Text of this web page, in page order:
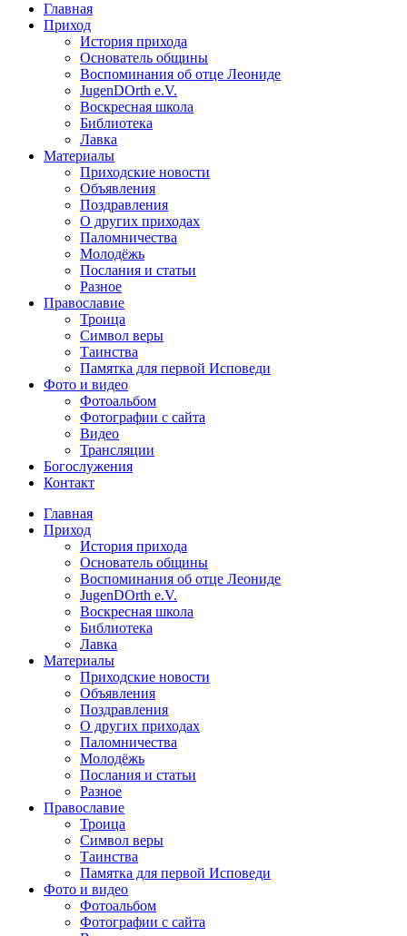
Главная
Приход
История прихода
Основатель общины
Воспоминания об отце Леониде
JugenDOrth e.V.
Воскресная школа
Библиотека
Лавка
Материалы
Приходские новости
Объявления
Поздравления
О других приходах
Паломничества
Молодёжь
Послания и статьи
Разное
Православие
Троица
Символ веры
Таинства
Памятка для первой Исповеди
Фото и видео
Фотоальбом
Фотографии с сайта
Видео
Трансляции
Богослужения
Контакт
Главная
Приход
История прихода
Основатель общины
Воспоминания об отце Леониде
JugenDOrth e.V.
Воскресная школа
Библиотека
Лавка
Материалы
Приходские новости
Объявления
Поздравления
О других приходах
Паломничества
Молодёжь
Послания и статьи
Разное
Православие
Троица
Символ веры
Таинства
Памятка для первой Исповеди
Фото и видео
Фотоальбом
Фотографии с сайта